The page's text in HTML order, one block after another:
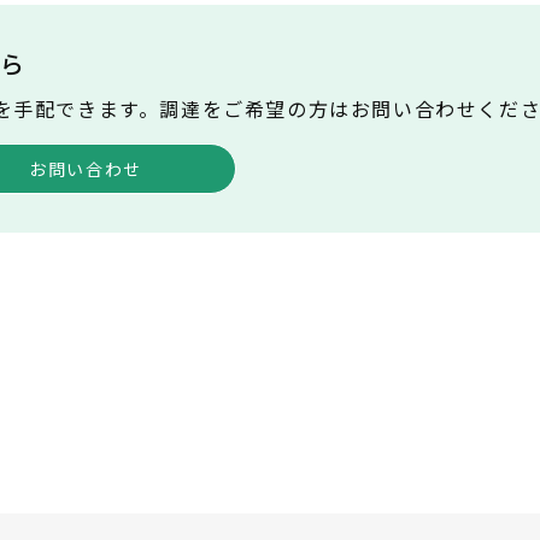
配できます。調達をご希望の方はお問い合わせくだ
お問い合わせ